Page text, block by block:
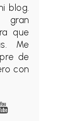
blog.
gran
que
Me
de
con